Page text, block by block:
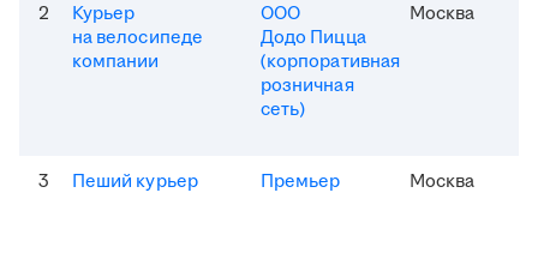
2
Курьер
на велосипеде
компании
ООО
Додо Пицца
(корпоративная
розничная
сеть)
Москва
3 Пеший курьер Премьер Москва